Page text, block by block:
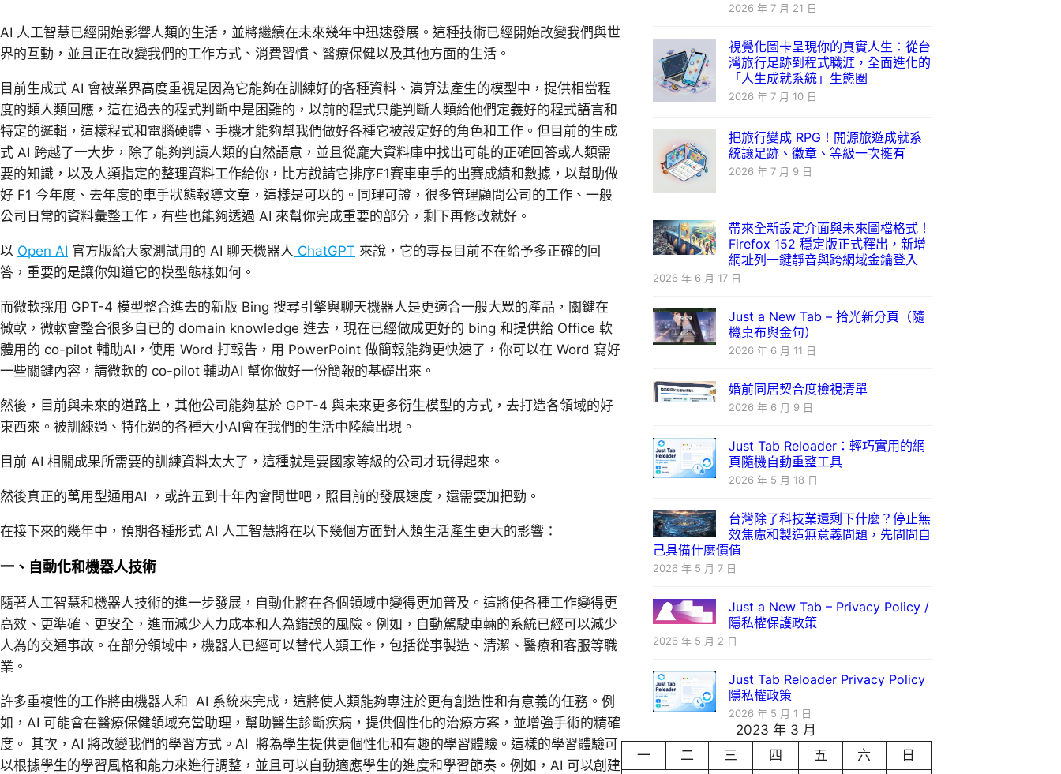
AI 人工智慧已經開始影響人類的生活，並將繼續在未來幾年中迅速發展。這種技術已經開始改變我們與世
界的互動，並且正在改變我們的工作方式、消費習慣、醫療保健以及其他方面的生活。
目前生成式 AI 會被業界高度重視是因為它能夠在訓練好的各種資料、演算法產生的模型中，提供相當程
度的類人類回應，這在過去的程式判斷中是困難的，以前的程式只能判斷人類給他們定義好的程式語言和
特定的邏輯，這樣程式和電腦硬體、手機才能夠幫我們做好各種它被設定好的角色和工作。但目前的生成
式 AI 跨越了一大步，除了能夠判讀人類的自然語意，並且從龐大資料庫中找出可能的正確回答或人類需
要的知識，以及人類指定的整理資料工作給你，比方說請它排序F1賽車車手的出賽成績和數據，以幫助做
好 F1 今年度、去年度的車手狀態報導文章，這樣是可以的。同理可證，很多管理顧問公司的工作、一般
公司日常的資料彙整工作，有些也能夠透過 AI 來幫你完成重要的部分，剩下再修改就好。
以 Open AI 官方版給大家測試用的 AI 聊天機器人 ChatGPT 來說，它的專長目前不在給予多正確的回
答，重要的是讓你知道它的模型態樣如何。
而微軟採用 GPT-4 模型整合進去的新版 Bing 搜尋引擎與聊天機器人是更適合一般大眾的產品，關鍵在
微軟，微軟會整合很多自已的 domain knowledge 進去，現在已經做成更好的 bing 和提供給 Office 軟
體用的 co-pilot 輔助AI，使用 Word 打報告，用 PowerPoint 做簡報能夠更快速了，你可以在 Word 寫好
一些關鍵內容，請微軟的 co-pilot 輔助AI 幫你做好一份簡報的基礎出來。
然後，目前與未來的道路上，其他公司能夠基於 GPT-4 與未來更多衍生模型的方式，去打造各領域的好
東西來。被訓練過、特化過的各種大小AI會在我們的生活中陸續出現。
目前 AI 相關成果所需要的訓練資料太大了，這種就是要國家等級的公司才玩得起來。
然後真正的萬用型通用AI ，或許五到十年內會問世吧，照目前的發展速度，還需要加把勁。
在接下來的幾年中，預期各種形式 AI 人工智慧將在以下幾個方面對人類生活產生更大的影響：
一、自動化和機器人技術
隨著人工智慧和機器人技術的進一步發展，自動化將在各個領域中變得更加普及。這將使各種工作變得更
高效、更準確、更安全，進而減少人力成本和人為錯誤的風險。例如，自動駕駛車輛的系統已經可以減少
人為的交通事故。在部分領域中，機器人已經可以替代人類工作，包括從事製造、清潔、醫療和客服等職
業。
許多重複性的工作將由機器人和 AI 系統來完成，這將使人類能夠專注於更有創造性和有意義的任務。例
如，AI 可能會在醫療保健領域充當助理，幫助醫生診斷疾病，提供個性化的治療方案，並增強手術的精確
度。 其次，AI 將改變我們的學習方式。AI 將為學生提供更個性化和有趣的學習體驗。這樣的學習體驗可
以根據學生的學習風格和能力來進行調整，並且可以自動適應學生的進度和學習節奏。例如，AI 可以創建
2026 年 7 月 21 日
視覺化圖卡呈現你的真實人生：從台
灣旅行足跡到程式職涯，全面進化的
「人生成就系統」生態圈
2026 年 7 月 10 日
把旅行變成 RPG！開源旅遊成就系
統讓足跡、徽章、等級一次擁有
2026 年 7 月 9 日
帶來全新設定介面與未來圖檔格式！
Firefox 152 穩定版正式釋出，新增
網址列一鍵靜音與跨網域金鑰登入
2026 年 6 月 17 日
Just a New Tab – 拾光新分頁（隨
機桌布與金句）
2026 年 6 月 11 日
婚前同居契合度檢視清單
2026 年 6 月 9 日
Just Tab Reloader：輕巧實用的網
頁隨機自動重整工具
2026 年 5 月 18 日
台灣除了科技業還剩下什麼？停止無
效焦慮和製造無意義問題，先問問自
己具備什麼價值
2026 年 5 月 7 日
Just a New Tab – Privacy Policy /
隱私權保護政策
2026 年 5 月 2 日
Just Tab Reloader Privacy Policy
隱私權政策
2026 年 5 月 1 日
2023 年 3 月
一
二 三 四 五 六
日